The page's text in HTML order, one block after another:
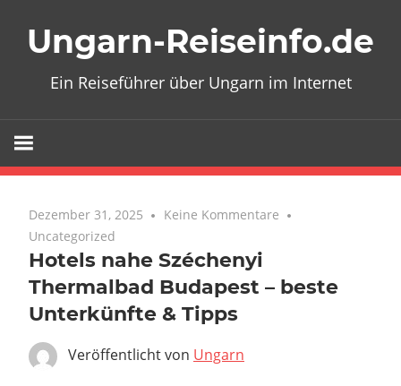
Ungarn-Reiseinfo.de
Ein Reiseführer über Ungarn im Internet
Dezember 31, 2025
Keine Kommentare
Uncategorized
Hotels nahe Széchenyi
Thermalbad Budapest – beste
Unterkünfte & Tipps
Veröffentlicht von Ungarn